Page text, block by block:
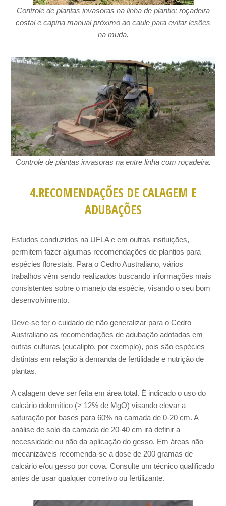
Controle de plantas invasoras na linha de plantio: roçadeira
costal e capina manual próximo ao caule para evitar lesões
na muda.
Controle de plantas invasoras na entre linha com roçadeira.
4.RECOMENDAÇÕES DE CALAGEM E
ADUBAÇÕES
Estudos conduzidos na UFLA e em outras insituições,
permitem fazer algumas recomendações de plantios para
espécies florestais. Para o Cedro Australiano, vários
trabalhos vêm sendo realizados buscando informações mais
consistentes sobre o manejo da espécie, visando o seu bom
desenvolvimento.
Deve-se ter o cuidado de não generalizar para o Cedro
Australiano as recomendações de adubação adotadas em
outras culturas (eucalipto, por exemplo), pois são espécies
distintas em relação à demanda de fertilidade e nutrição de
plantas.
A calagem deve ser feita em área total. É indicado o uso do
calcário dolomítico (> 12% de MgO) visando elevar a
saturação por bases para 60% na camada de 0-20 cm. A
análise de solo da camada de 20-40 cm irá definir a
necessidade ou não da aplicação do gesso. Em áreas não
mecanizáveis recomenda-se a dose de 200 gramas de
calcário e/ou gesso por cova. Consulte um técnico qualificado
antes de usar qualquer corretivo ou fertilizante.